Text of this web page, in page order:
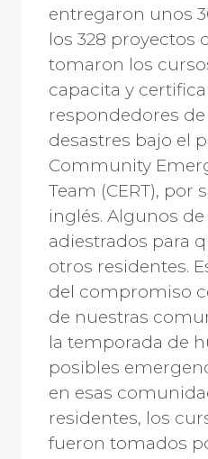
entregaron unos
los 328 proyectos
tomaron los
capacita y
respondedores
desastres bajo el
Community
Team (CERT), por
inglés. Algunos
adiestrados para
otros residentes.
del compromiso
de nuestras
la temporada de
posibles
en esas
residentes, los
fueron tomados